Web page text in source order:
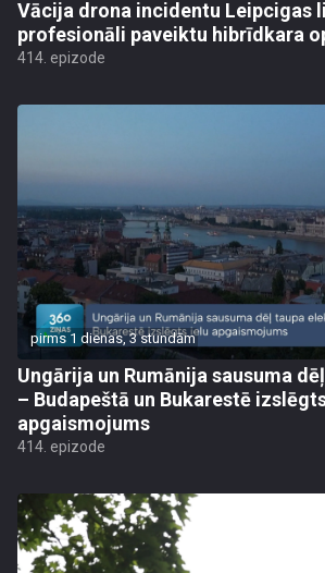
Vācija drona incidentu Leipcigas
profesionāli paveiktu hibrīdkara
414. epizode
pirms 1 dienas, 3 stundām
Ungārija un Rumānija sausuma
– Budapeštā un Bukarestē
apgaismojums
414. epizode